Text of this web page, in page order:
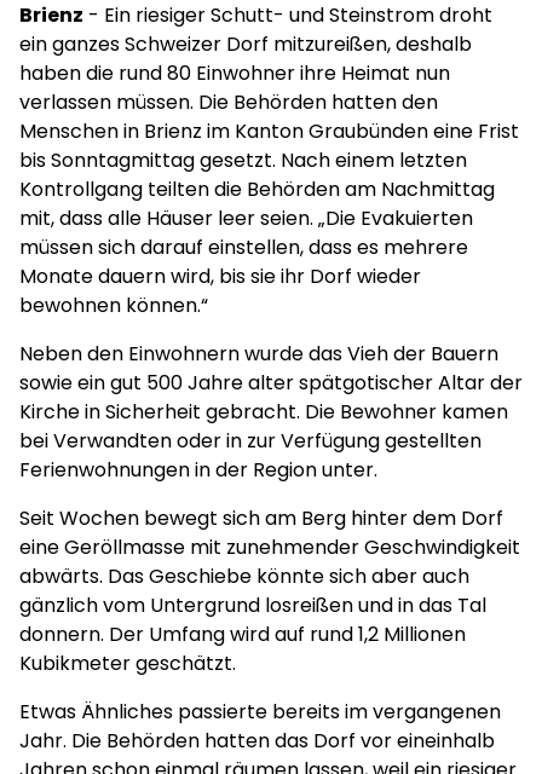
Brienz - Ein riesiger Schutt- und Steinstrom droht
ein ganzes Schweizer Dorf mitzureißen, deshalb
haben die rund 80 Einwohner ihre Heimat nun
verlassen müssen. Die Behörden hatten den
Menschen in Brienz im Kanton Graubünden eine Frist
bis Sonntagmittag gesetzt. Nach einem letzten
Kontrollgang teilten die Behörden am Nachmittag
mit, dass alle Häuser leer seien. „Die Evakuierten
müssen sich darauf einstellen, dass es mehrere
Monate dauern wird, bis sie ihr Dorf wieder
bewohnen können.“
Neben den Einwohnern wurde das Vieh der Bauern
sowie ein gut 500 Jahre alter spätgotischer Altar der
Kirche in Sicherheit gebracht. Die Bewohner kamen
bei Verwandten oder in zur Verfügung gestellten
Ferienwohnungen in der Region unter.
Seit Wochen bewegt sich am Berg hinter dem Dorf
eine Geröllmasse mit zunehmender Geschwindigkeit
abwärts. Das Geschiebe könnte sich aber auch
gänzlich vom Untergrund losreißen und in das Tal
donnern. Der Umfang wird auf rund 1,2 Millionen
Kubikmeter geschätzt.
Etwas Ähnliches passierte bereits im vergangenen
Jahr. Die Behörden hatten das Dorf vor eineinhalb